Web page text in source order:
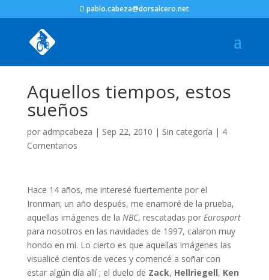
pablo.cabeza@dorsalcero.net
Aquellos tiempos, estos
sueños
por admpcabeza | Sep 22, 2010 | Sin categoría | 4
Comentarios
Hace 14 años, me interesé fuertemente por el
Ironman; un año después, me enamoré de la prueba,
aquellas imágenes de la NBC, rescatadas por Eurosport
para nosotros en las navidades de 1997, calaron muy
hondo en mi. Lo cierto es que aquellas imágenes las
visualicé cientos de veces y comencé a soñar con
estar algún día allí ; el duelo de Zack, Hellriegell, Ken